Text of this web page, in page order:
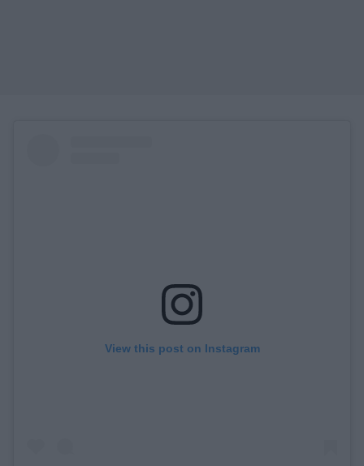
View this post on Instagram